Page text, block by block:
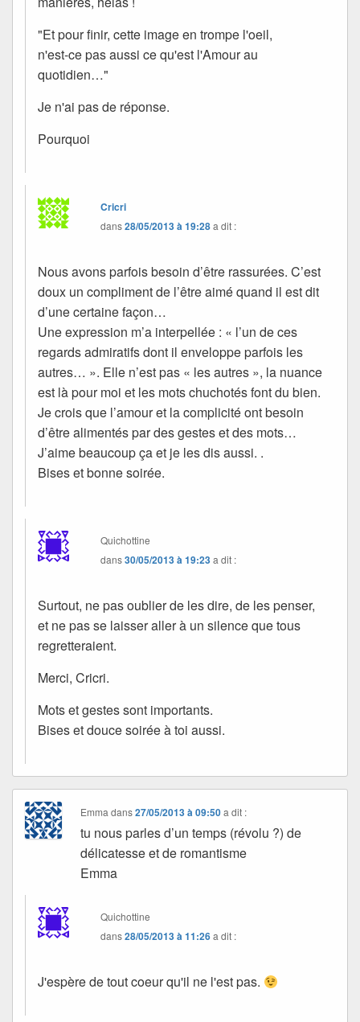
"Et pour finir, cette image en trompe l'oeil,
n'est-ce pas aussi ce qu'est l'Amour au
quotidien…"
Je n'ai pas de réponse.
Pourquoi
Cricri
dans28/05/2013 à 19:28a dit :
Nous avons parfois besoin d’être rassurées. C’est
doux un compliment de l’être aimé quand il est dit
d’une certaine façon…
Une expression m’a interpellée : « l’un de ces
regards admiratifs dont il enveloppe parfois les
autres… ». Elle n’est pas « les autres », la nuance
est là pour moi et les mots chuchotés font du bien.
Je crois que l’amour et la complicité ont besoin
d’être alimentés par des gestes et des mots…
J’aime beaucoup ça et je les dis aussi. .
Bises et bonne soirée.
Quichottine
dans30/05/2013 à 19:23a dit :
Surtout, ne pas oublier de les dire, de les penser,
et ne pas se laisser aller à un silence que tous
regretteraient.
Merci, Cricri.
Mots et gestes sont importants.
Bises et douce soirée à toi aussi.
Emma dans27/05/2013 à 09:50 a dit :
tu nous parles d’un temps (révolu ?) de
délicatesse et de romantisme
Emma
Quichottine
dans28/05/2013 à 11:26a dit :
J'espère de tout coeur qu'il ne l'est pas.